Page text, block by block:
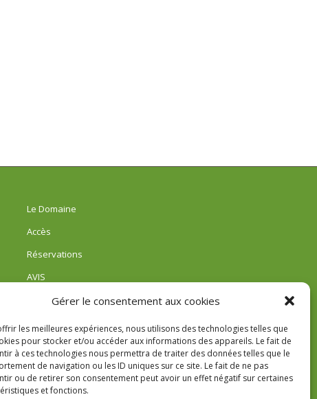
Gérer le consentement aux cookies
les meilleures expériences, nous utilisons des technologies telles que
pour stocker et/ou accéder aux informations des appareils. Le fait de
à ces technologies nous permettra de traiter des données telles que le
de navigation ou les ID uniques sur ce site. Le fait de ne pas
ou de retirer son consentement peut avoir un effet négatif sur certaines
et fonctions.
Le Domaine
Accès
Réservations
AVIS